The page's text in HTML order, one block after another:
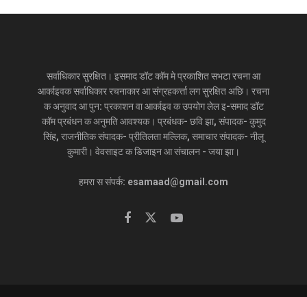
सर्वाधिकार सुरक्षित। इसमाद डॉट कॉम मे प्रकाशित सभटा रचना आ
आर्काइवक सर्वाधिकार रचनाकार आ संग्रहकर्त्ता लग सुरक्षित अछि। रचना
क अनुवाद आ पुन: प्रकाशन वा आर्काइव क उपयोग लेल इ-समाद डॉट
कॉम प्रबंधन क अनुमति आवश्यक। प्रबंधक- छवि झा, संपादक- कुमुद
सिंह, राजनीतिक संपादक- प्रीतिलता मल्लिक, समाचार संपादक- नीलू
कुमारी। वेवसाइट क डिजाइन आ संचालन - जया झा।
हमरा स संपर्क: esamaad@gmail.com